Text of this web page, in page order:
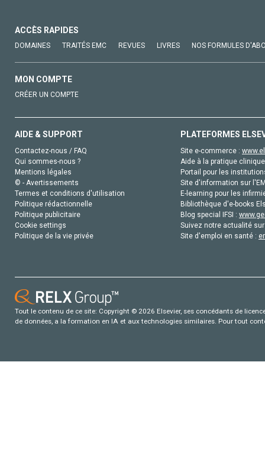
ACCÈS RAPIDES
DOMAINES TRAITÉS EMC REVUES LIVRES NOS FORMULES
MON COMPTE
CRÉER UN COMPTE
AIDE & SUPPORT
Contactez-nous / FAQ
Qui sommes-nous ?
Mentions légales
© - Avertissements
Termes et conditions d'utilisation
Politique rédactionnelle
Politique publicitaire
Cookie settings
Politique de la vie privée
PLATEFORMES
Site e-commerce :
Aide à la pratique
Portail pour les
Site d'information sur
E-learning pour les
Bibliothèque d'e-books
Blog special IFSI :
Suivez notre actualité
Site d'emploi en santé :
Tout le contenu de ce site: Copyright © 2026 Elsevier, ses concédants de
de données, a la formation en IA et aux technologies similaires. Pour tout